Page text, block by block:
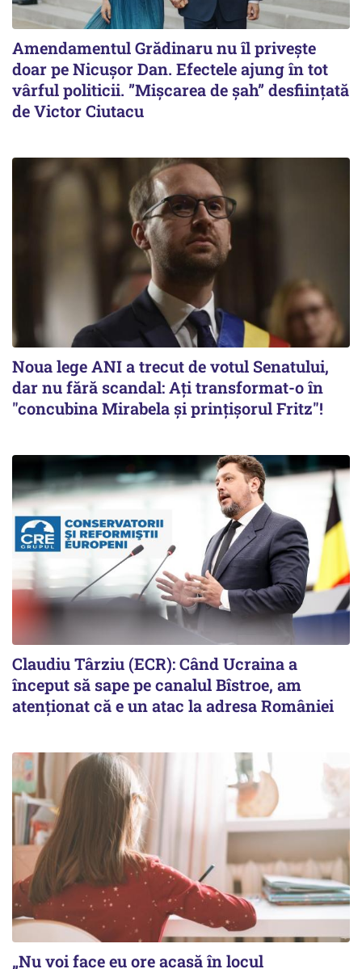
Amendamentul Grădinaru nu îl privește
doar pe Nicușor Dan. Efectele ajung în tot
vârful politicii. ”Mișcarea de șah” desființată
de Victor Ciutacu
Noua lege ANI a trecut de votul Senatului,
dar nu fără scandal: Ați transformat-o în
"concubina Mirabela şi prinţişorul Fritz"!
Claudiu Târziu (ECR): Când Ucraina a
început să sape pe canalul Bîstroe, am
atenționat că e un atac la adresa României
„Nu voi face eu ore acasă în locul